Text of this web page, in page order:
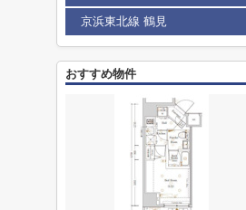
京浜東北線 鶴見
おすすめ物件